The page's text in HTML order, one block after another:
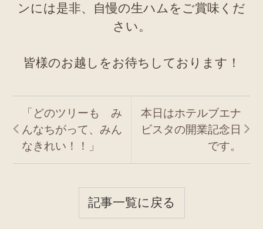
ンには是非、自慢の生ハムをご賞味くだ
さい。
皆様のお越しをお待ちしております！
「どのツリーも み
んなちがって、みん
なきれい！！」
本日はホテルブエナ
ビスタの開業記念日
です。
記事一覧に戻る